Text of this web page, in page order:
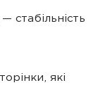
стабільність
які